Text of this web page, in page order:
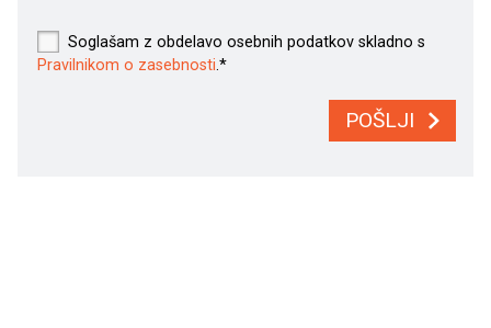
Soglašam z obdelavo osebnih podatkov skladno s
Pravilnikom o zasebnosti.*
POŠLJI